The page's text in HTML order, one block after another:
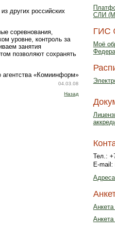
других российских
соревнования,
уровне, контроль за
занятия
позволяют сохранять
«Комиинформ»
04.03.08
Назад
СЛИ
ГИС
Моё
Тел.:
E-